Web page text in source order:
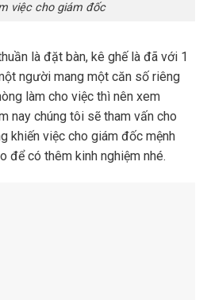
việc cho giám đốc
là đặt bàn, kê ghế là đã với 1
người mang một căn số riêng
làm cho việc thì nên xem
nay chúng tôi sẽ tham vấn cho
khiến việc cho giám đốc mệnh
để có thêm kinh nghiệm nhé.